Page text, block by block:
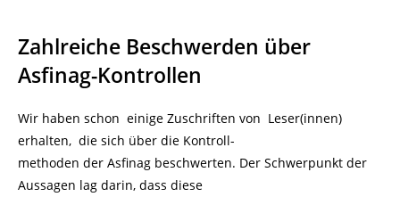
Zahlreiche Beschwerden über
Asfinag-Kontrollen
Wir haben schon einige Zuschriften von Leser(innen)
erhalten, die sich über die Kontroll-
methoden der Asfinag beschwerten. Der Schwerpunkt der
Aussagen lag darin, dass diese